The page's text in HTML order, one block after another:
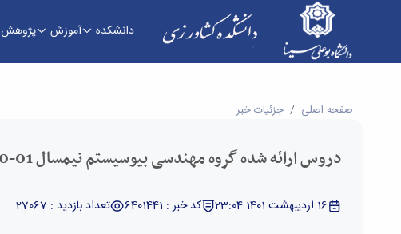
دانشکده آموزش پژوهش
دروس ارائه شده گروه مهندسی بیوسیستم نیمسال 01-1400 - دانشکده کشاورزی
صفحه اصلی جزئیات خبر
دروس ارائه شده گروه مهندسی بیوسیستم نیمسال 01-1400
16 اردیبهشت 1401 23:04 کد خبر : 6401441 تعداد بازدید : 27067